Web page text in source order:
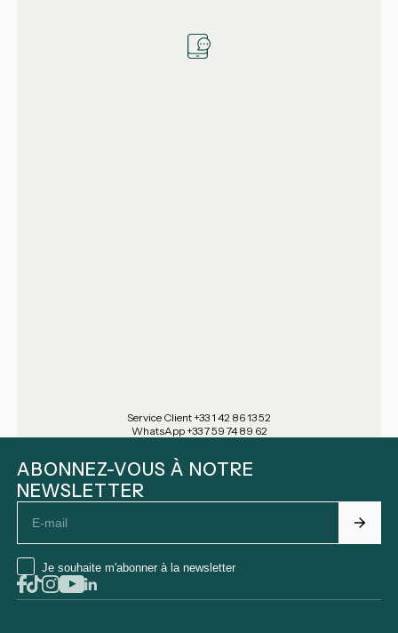
Service Client +33 1 42 86 13 52
WhatsApp +33 7 59 74 89 62
ABONNEZ-VOUS À NOTRE
NEWSLETTER
Je souhaite m'abonner à la newsletter
Facebook
TiktokInstagram
YoutubeLinkedin